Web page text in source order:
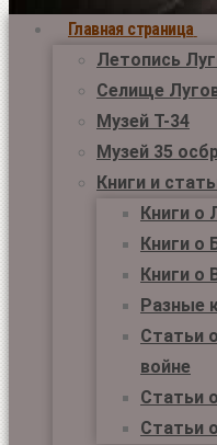
Главная страница
Летопись
Селище
Музей Т-34
Музей 35 осбр
Книги и
Книги о
Книги о
Книги о
Разные
Статьи
войне
Статьи
Статьи